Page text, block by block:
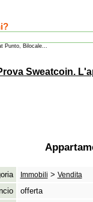
Punto, Bilocale...
Sweatcoin.
Immobili > Vendita
offerta